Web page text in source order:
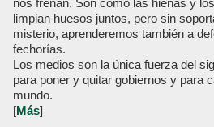
nos frenan. Son como las hienas y
limpian huesos juntos, pero sin
misterio, aprenderemos también a
fechorías.
Los medios son la única fuerza del
para poner y quitar gobiernos y para
mundo.
[Más]